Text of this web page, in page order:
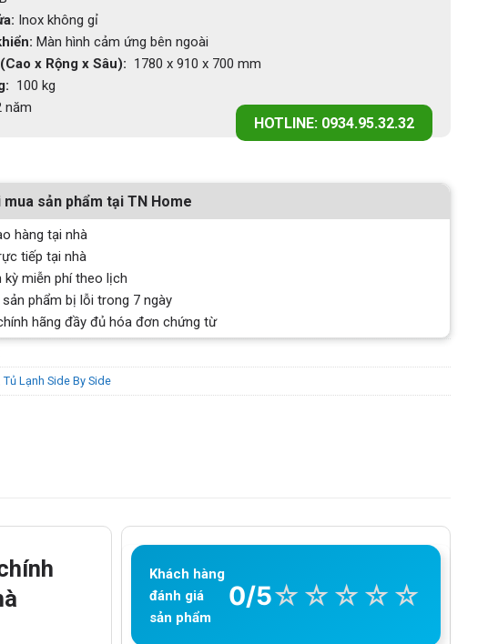
Inox không gỉ
Màn hình cảm ứng bên ngoài
x Rộng x Sâu): 1780 x 910 x 700 mm
100 kg
năm
HOTLINE: 0934.95.32.32
sản phẩm tại TN Home
hàng tại nhà
tiếp tại nhà
kỳ miễn phí theo lịch
phẩm bị lỗi trong 7 ngày
hãng đầy đủ hóa đơn chứng từ
Tủ Lạnh Side By Side
Khách hàng
đánh giá
sản phẩm
0/5☆ ☆ ☆ ☆ ☆